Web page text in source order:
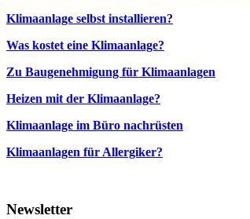
Klimaanlage selbst installieren?
Was kostet eine Klimaanlage?
Zu Baugenehmigung für Klimaanlagen
Heizen mit der Klimaanlage?
Klimaanlage im Büro nachrüsten
Klimaanlagen für Allergiker?
Newsletter